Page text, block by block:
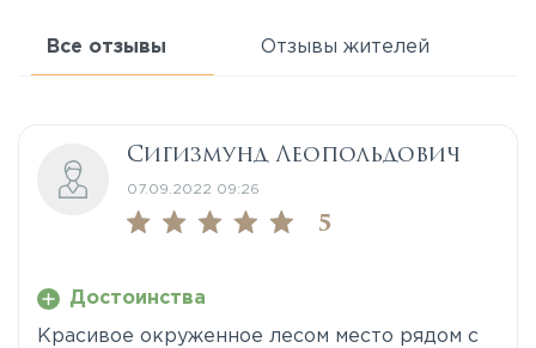
Все отзывы Отзывы жителей
Сигизмунд Леопольдович
07.09.2022 09:26
5
Достоинства
Красивое окруженное лесом место рядом с